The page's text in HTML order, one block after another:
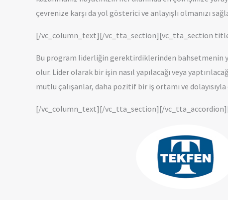
çevrenize karşı da yol gösterici ve anlayışlı olmanızı
[/vc_column_text][/vc_tta_section][vc_tta_section
Bu program liderliğin gerektirdiklerinden bahsetmenin
olur. Lider olarak bir işin nasıl yapılacağı veya
mutlu çalışanlar, daha pozitif bir iş ortamı ve
[/vc_column_text][/vc_tta_section][/